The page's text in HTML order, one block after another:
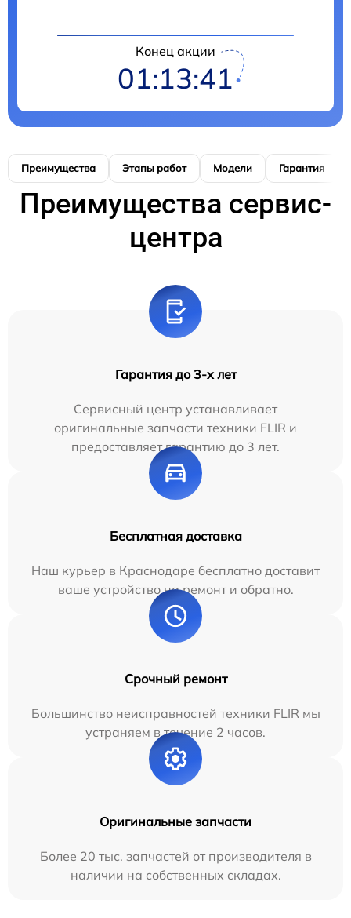
Конец акции
01:13:40
Преимущества Этапы работ Модели Гарантия
Преимущества сервис-
центра
Гарантия до 3-х лет
Сервисный центр устанавливает
оригинальные запчасти техники FLIR и
предоставляет гарантию до 3 лет.
Бесплатная доставка
Наш курьер в Краснодаре бесплатно доставит
ваше устройство на ремонт и обратно.
Срочный ремонт
Большинство неисправностей техники FLIR мы
устраняем в течение 2 часов.
Оригинальные запчасти
Более 20 тыс. запчастей от производителя в
наличии на собственных складах.